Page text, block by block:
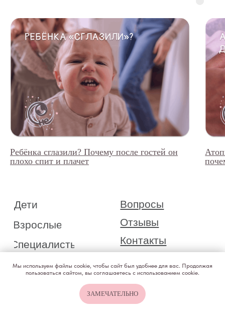
Ребёнка сглазили? Почему после гостей он
плохо спит и плачет
Мы используем файлы cookie, чтобы сайт был удобнее для вас. Продолжая
пользоваться сайтом, вы соглашаетесь с использованием cookie.
ЗАМЕЧАТЕЛЬНО